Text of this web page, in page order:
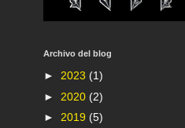
Archivo del blog
► 2023 (1)
► 2020 (2)
► 2019 (5)